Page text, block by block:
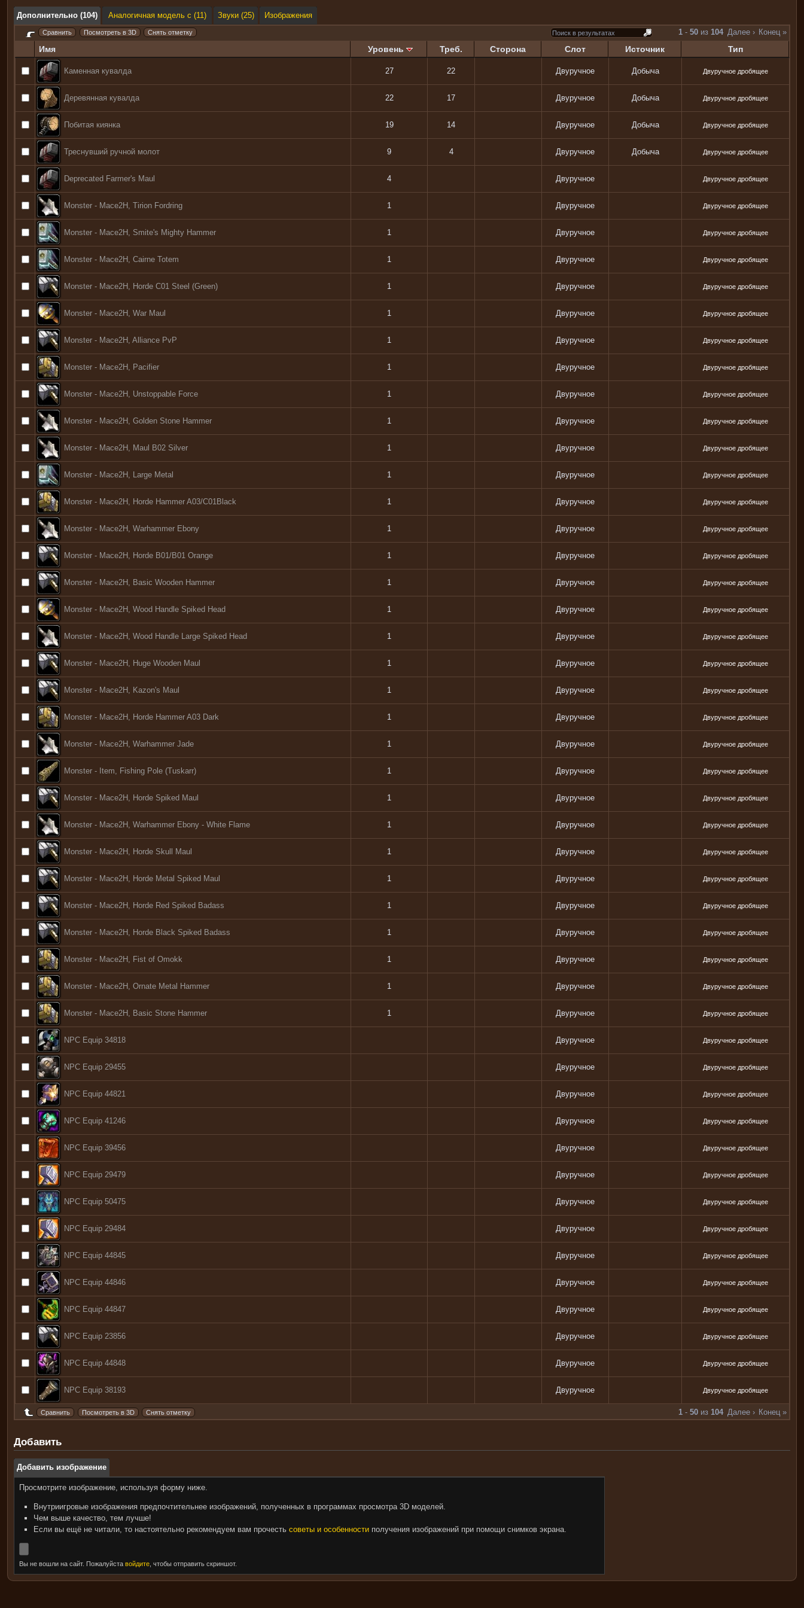
Дополнительно (104) Аналогичная модель с (11) Звуки (25)
Изображения
1 - 50 из 104 Далее › Конец »
Имя Уровень Треб. Сторона Слот Источник Тип
Каменная кувалда 27 22 Двуручное Добыча Двуручное дробящее
Деревянная кувалда 22 17 Двуручное Добыча Двуручное дробящее
Побитая киянка 19 14 Двуручное Добыча Двуручное дробящее
Треснувший ручной молот 9 4 Двуручное Добыча Двуручное дробящее
Deprecated Farmer's Maul 4 Двуручное Двуручное дробящее
Monster - Mace2H, Tirion Fordring 1 Двуручное Двуручное дробящее
Monster - Mace2H, Smite's Mighty Hammer 1 Двуручное Двуручное дробящее
Monster - Mace2H, Cairne Totem 1 Двуручное Двуручное дробящее
Monster - Mace2H, Horde C01 Steel (Green) 1 Двуручное Двуручное дробящее
Monster - Mace2H, War Maul 1 Двуручное Двуручное дробящее
Monster - Mace2H, Alliance PvP 1 Двуручное Двуручное дробящее
Monster - Mace2H, Pacifier 1 Двуручное Двуручное дробящее
Monster - Mace2H, Unstoppable Force 1 Двуручное Двуручное дробящее
Monster - Mace2H, Golden Stone Hammer 1 Двуручное Двуручное дробящее
Monster - Mace2H, Maul B02 Silver 1 Двуручное Двуручное дробящее
Monster - Mace2H, Large Metal 1 Двуручное Двуручное дробящее
Monster - Mace2H, Horde Hammer A03/C01Black 1 Двуручное Двуручное дробящее
Monster - Mace2H, Warhammer Ebony 1 Двуручное Двуручное дробящее
Monster - Mace2H, Horde B01/B01 Orange 1 Двуручное Двуручное дробящее
Monster - Mace2H, Basic Wooden Hammer 1 Двуручное Двуручное дробящее
Monster - Mace2H, Wood Handle Spiked Head 1 Двуручное Двуручное дробящее
Monster - Mace2H, Wood Handle Large Spiked Head 1 Двуручное Двуручное дробящее
Monster - Mace2H, Huge Wooden Maul 1 Двуручное Двуручное дробящее
Monster - Mace2H, Kazon's Maul 1 Двуручное Двуручное дробящее
Monster - Mace2H, Horde Hammer A03 Dark 1 Двуручное Двуручное дробящее
Monster - Mace2H, Warhammer Jade 1 Двуручное Двуручное дробящее
Monster - Item, Fishing Pole (Tuskarr) 1 Двуручное Двуручное дробящее
Monster - Mace2H, Horde Spiked Maul 1 Двуручное Двуручное дробящее
Monster - Mace2H, Warhammer Ebony - White Flame 1 Двуручное Двуручное дробящее
Monster - Mace2H, Horde Skull Maul 1 Двуручное Двуручное дробящее
Monster - Mace2H, Horde Metal Spiked Maul 1 Двуручное Двуручное дробящее
Monster - Mace2H, Horde Red Spiked Badass 1 Двуручное Двуручное дробящее
Monster - Mace2H, Horde Black Spiked Badass 1 Двуручное Двуручное дробящее
Monster - Mace2H, Fist of Omokk 1 Двуручное Двуручное дробящее
Monster - Mace2H, Ornate Metal Hammer 1 Двуручное Двуручное дробящее
Monster - Mace2H, Basic Stone Hammer 1 Двуручное Двуручное дробящее
NPC Equip 34818 Двуручное Двуручное дробящее
NPC Equip 29455 Двуручное Двуручное дробящее
NPC Equip 44821 Двуручное Двуручное дробящее
NPC Equip 41246 Двуручное Двуручное дробящее
NPC Equip 39456 Двуручное Двуручное дробящее
NPC Equip 29479 Двуручное Двуручное дробящее
NPC Equip 50475 Двуручное Двуручное дробящее
NPC Equip 29484 Двуручное Двуручное дробящее
NPC Equip 44845 Двуручное Двуручное дробящее
NPC Equip 44846 Двуручное Двуручное дробящее
NPC Equip 44847 Двуручное Двуручное дробящее
NPC Equip 23856 Двуручное Двуручное дробящее
NPC Equip 44848 Двуручное Двуручное дробящее
NPC Equip 38193 Двуручное Двуручное дробящее
1 - 50 из 104 Далее › Конец »
Добавить
Добавить изображение
Просмотрите изображение, используя форму ниже.
Внутриигровые изображения предпочтительнее изображений, полученных в программах просмотра 3D моделей.
Чем выше качество, тем лучше!
Если вы ещё не читали, то настоятельно рекомендуем вам прочесть советы и особенности получения изображений при помощи снимков экрана.
Вы не вошли на сайт. Пожалуйста войдите , чтобы отправить скриншот.